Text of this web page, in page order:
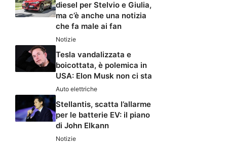
diesel per Stelvio e Giulia,
ma c’è anche una notizia
che fa male ai fan
Notizie
Tesla vandalizzata e
boicottata, è polemica in
USA: Elon Musk non ci sta
Auto elettriche
Stellantis, scatta l’allarme
per le batterie EV: il piano
di John Elkann
Notizie